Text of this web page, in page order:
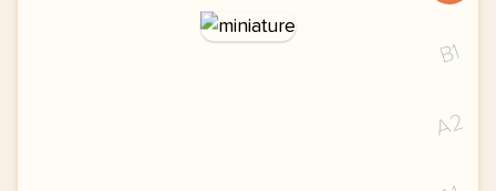
B1
A2